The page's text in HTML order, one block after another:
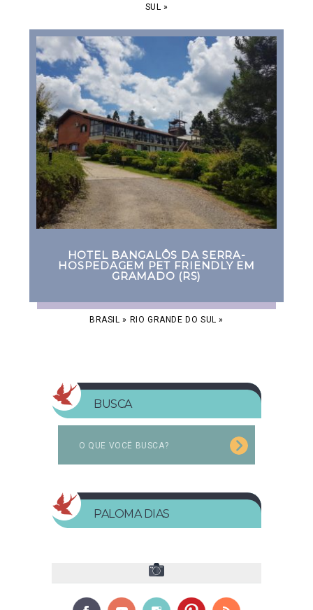
SUL »
HOTEL BANGALÔS DA SERRA-
HOSPEDAGEM PET FRIENDLY EM
GRAMADO (RS)
BRASIL » RIO GRANDE DO SUL »
BUSCA
PALOMA DIAS